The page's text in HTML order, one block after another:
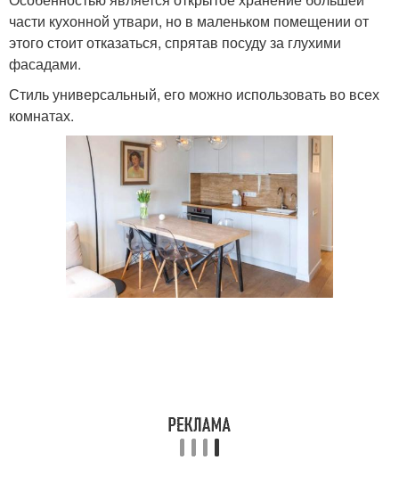
части кухонной утвари, но в маленьком помещении от
этого стоит отказаться, спрятав посуду за глухими
фасадами.
Стиль универсальный, его можно использовать во всех
комнатах.